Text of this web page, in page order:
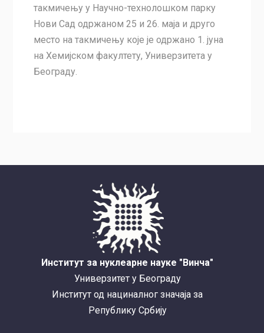
такмичењу у Научно-технолошком парку
Нови Сад одржаном 25 и 26. маја и друго
место на такмичењу које је одржано 1. јуна
на Хемијском факултету, Универзитета у
Београду.
Институт за нуклеарне науке "Винча"
Универзитет у Београду
Институт од нациналног значаја за
Републику Србију